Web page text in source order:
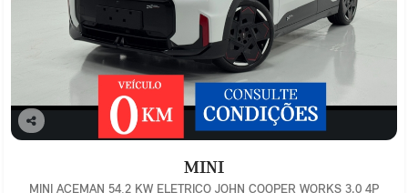
Co
lhe
MINI
MINI ACEMAN 54,2 KW ELETRICO JOHN COOPER WORKS 3.0 4P